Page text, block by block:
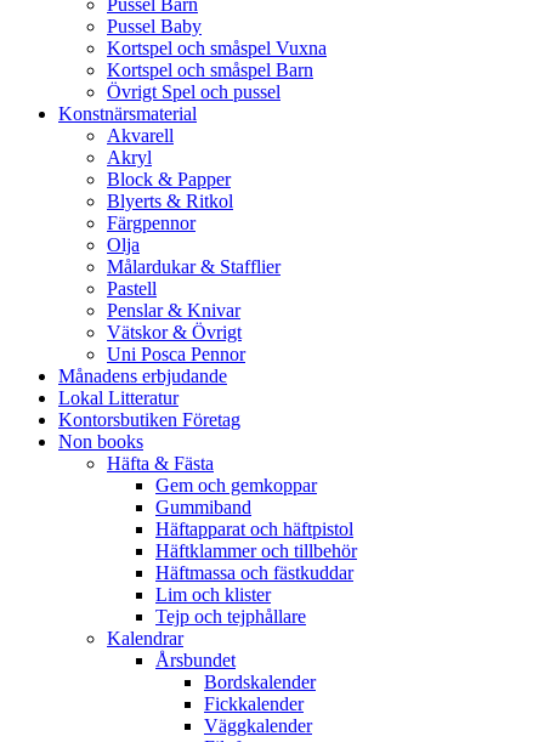
Pussel Barn
Pussel Baby
Kortspel och småspel Vuxna
Kortspel och småspel Barn
Övrigt Spel och pussel
Konstnärsmaterial
Akvarell
Akryl
Block & Papper
Blyerts & Ritkol
Färgpennor
Olja
Målardukar & Stafflier
Pastell
Penslar & Knivar
Vätskor & Övrigt
Uni Posca Pennor
Månadens erbjudande
Lokal Litteratur
Kontorsbutiken Företag
Non books
Häfta & Fästa
Gem och gemkoppar
Gummiband
Häftapparat och häftpistol
Häftklammer och tillbehör
Häftmassa och fästkuddar
Lim och klister
Tejp och tejphållare
Kalendrar
Årsbundet
Bordskalender
Fickkalender
Väggkalender